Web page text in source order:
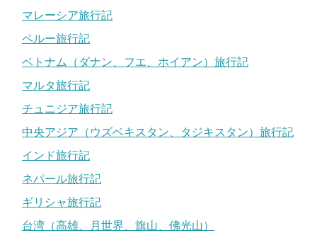
マレーシア旅行記
ペルー旅行記
ベトナム（ダナン、フエ、ホイアン）旅行記
マルタ旅行記
チュニジア旅行記
中央アジア（ウズベキスタン、タジキスタン）旅行記
インド旅行記
ネパール旅行記
ギリシャ旅行記
台湾（高雄、月世界、旗山、佛光山）